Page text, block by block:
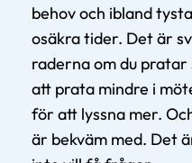
behov och ibland
osäkra tider. Det är
raderna om du pratar
att prata mindre i
för att lyssna mer.
är bekväm med. Det